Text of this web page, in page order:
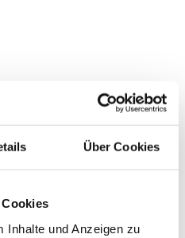
Über Cookies
Inhalte und Anzeigen zu
ein oder benutze die Schaltflächen
In den Warenkorb